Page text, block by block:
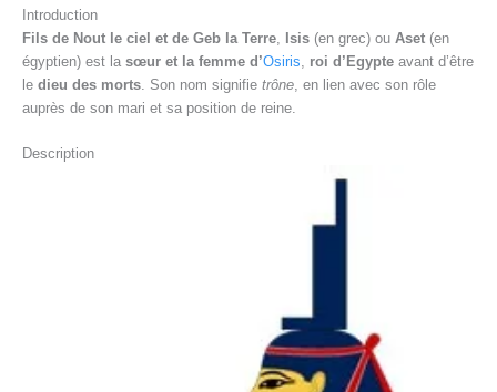
Introduction
Fils de Nout le ciel et de Geb la Terre
Isis (en grec) ou Aset (en
égyptien) est la sœur et la femme d’Osiris roi d’Egypte avant d’être
le dieu des morts . Son nom signifie trône , en lien avec son rôle
auprès de son mari et sa position de reine.
Description